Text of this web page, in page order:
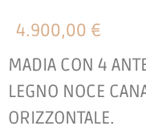
4.900,00 €
MADIA CON 4
LEGNO NOCE
ORIZZONTALE.